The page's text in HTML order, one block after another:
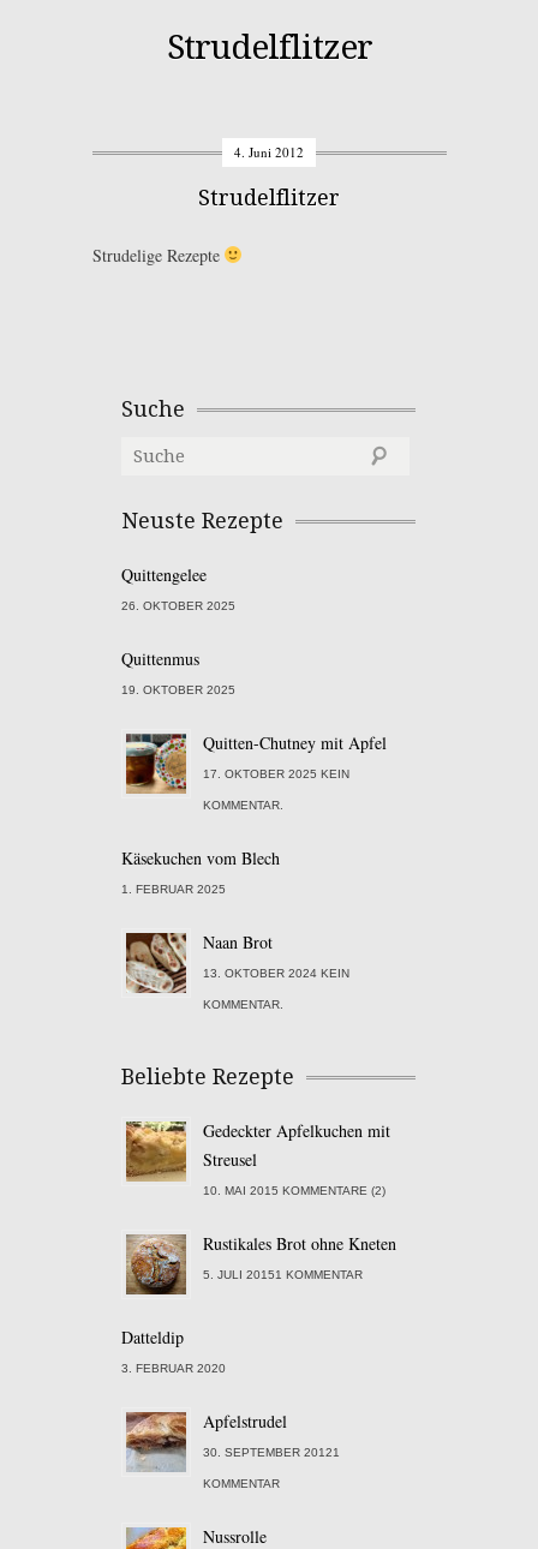
Strudelflitzer
4. Juni 2012
Strudelflitzer
Strudelige Rezepte
Suche
Neuste Rezepte
Quittengelee
26. OKTOBER 2025
Quittenmus
19. OKTOBER 2025
Quitten-Chutney mit Apfel
17. OKTOBER 2025 KEIN
KOMMENTAR.
Käsekuchen vom Blech
1. FEBRUAR 2025
Naan Brot
13. OKTOBER 2024 KEIN
KOMMENTAR.
Beliebte Rezepte
Gedeckter Apfelkuchen mit
Streusel
10. MAI 2015 KOMMENTARE (2)
Rustikales Brot ohne Kneten
5. JULI 20151 KOMMENTAR
Datteldip
3. FEBRUAR 2020
Apfelstrudel
30. SEPTEMBER 20121
KOMMENTAR
Nussrolle